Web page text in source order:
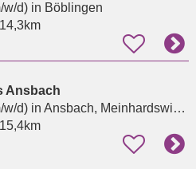
w/d)in Böblingen
Ansbach
w/d)in Ansbach, Meinhardswinden